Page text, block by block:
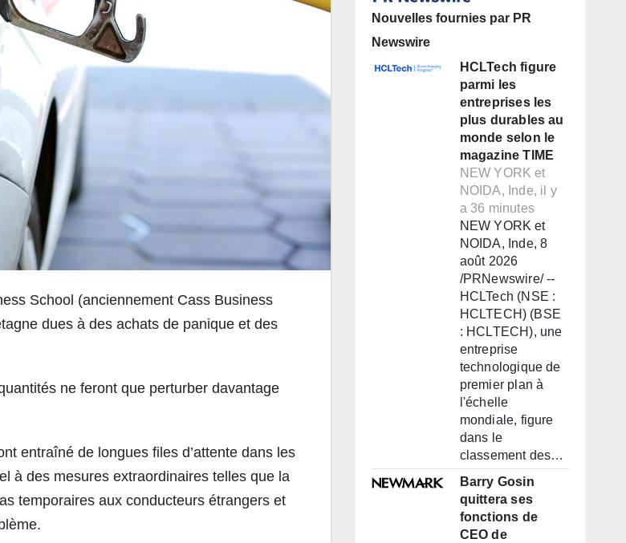
School (anciennement Cass Business
dues à des achats de panique et des
ne feront que perturber davantage
entraîné de longues files d’attente dans les
à des mesures extraordinaires telles que la
temporaires aux conducteurs étrangers et
Nouvelles fournies par PR
Newswire
HCLTech figure
parmi les
entreprises les
plus durables au
monde selon le
magazine TIME
NEW YORK et
NOIDA, Inde, il y
a 36 minutes
NEW YORK et
NOIDA, Inde, 8
août 2026
/PRNewswire/ --
HCLTech (NSE :
HCLTECH) (BSE
: HCLTECH), une
entreprise
technologique de
premier plan à
l'échelle
mondiale, figure
dans le
classement des…
Barry Gosin
quittera ses
fonctions de
CEO de